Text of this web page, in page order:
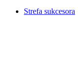
Strefa sukcesora